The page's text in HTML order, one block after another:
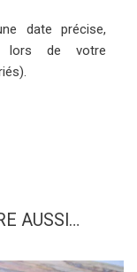
date précise,
lors de votre
AUSSI…